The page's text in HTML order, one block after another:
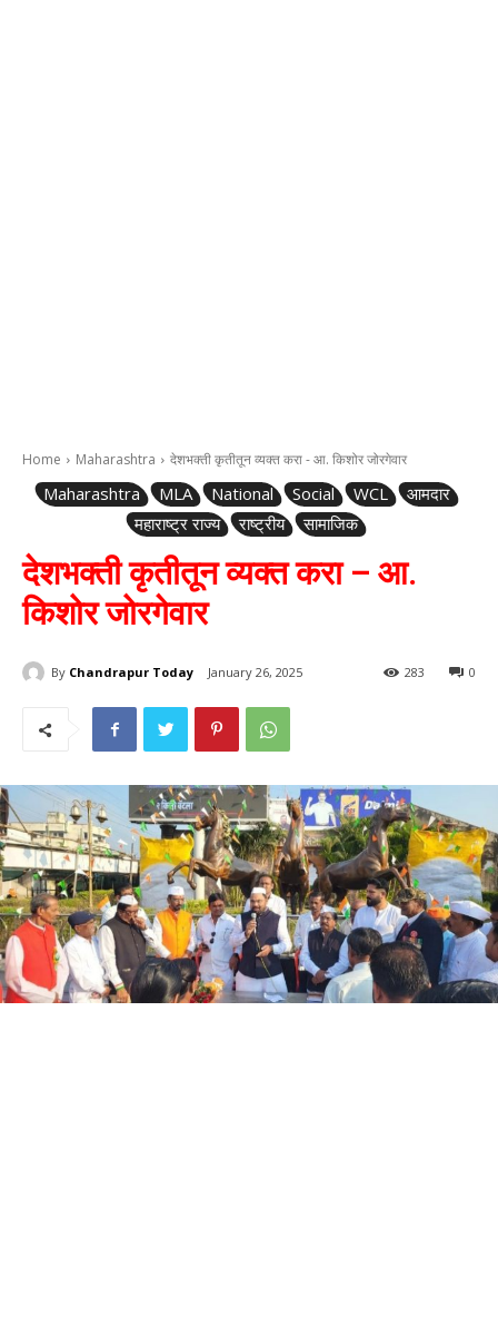
Home Maharashtra देशभक्ती कृतीतून व्यक्त करा - आ. किशोर जोरगेवार
Maharashtra MLA National Social WCL
आमदार
महाराष्ट्र राज्य
राष्ट्रीय सामाजिक
देशभक्ती कृतीतून व्यक्त करा – आ.
किशोर जोरगेवार
By Chandrapur Today January 26, 2025 0
283